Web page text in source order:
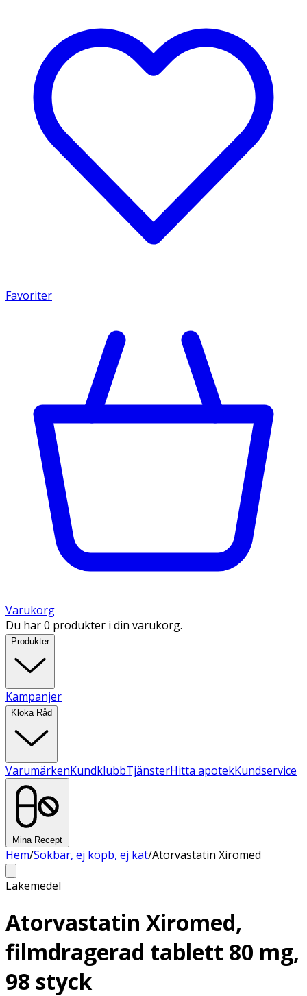
Favoriter
Varukorg
Du har 0 produkter i din varukorg.
Produkter
Kampanjer
Kloka Råd
VarumärkenKundklubbTjänsterHitta apotekKundservice
Mina Recept
Hem/Sökbar, ej köpb, ej kat/Atorvastatin Xiromed
Läkemedel
Atorvastatin Xiromed,
filmdragerad tablett 80 mg,
98 styck